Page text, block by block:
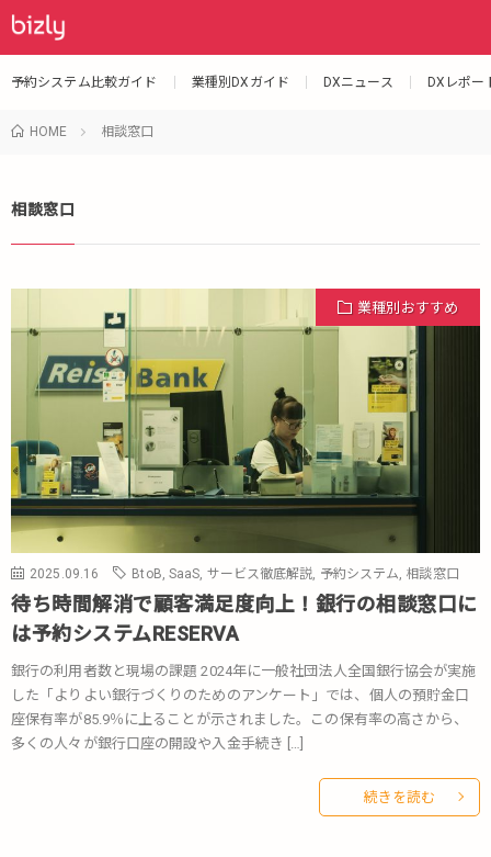
予約システム比較ガイド 業種別DXガイド DXニュース DXレポー
HOME 相談窓口
相談窓口
業種別おすすめ
2025.09.16 BtoB SaaS サービス徹底解説 予約システム 相談窓口
待ち時間解消で顧客満足度向上！銀行の相談窓口に
は予約システムRESERVA
銀行の利用者数と現場の課題 2024年に一般社団法人全国銀行協会が実施
した「よりよい銀行づくりのためのアンケート」では、個人の預貯金口
座保有率が85.9％に上ることが示されました。この保有率の高さから、
多くの人々が銀行口座の開設や入金手続き […]
続きを読む